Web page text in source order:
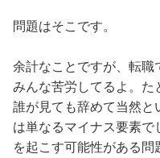
問題はそこです。
余計なことですが、転職
みんな苦労してるよ。た
誰が見ても辞めて当然と
は単なるマイナス要素
を起こす可能性がある